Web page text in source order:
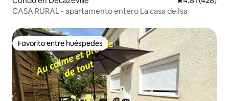
CASA RURAL - apartamento entero La casa de Isa
Favorito entre huéspedes
Favorito entre huéspedes